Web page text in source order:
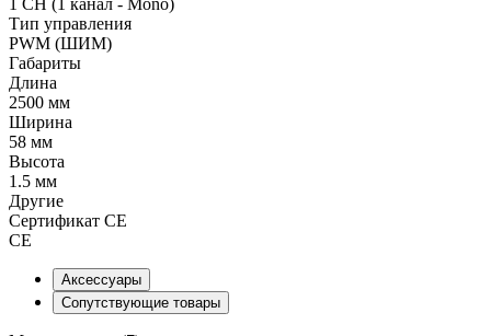
Тип управления
PWM (ШИМ)
Габариты
Длина
2500 мм
Ширина
58 мм
Высота
1.5 мм
Другие
Сертификат CE
CE
Аксессуары
Сопутствующие товары